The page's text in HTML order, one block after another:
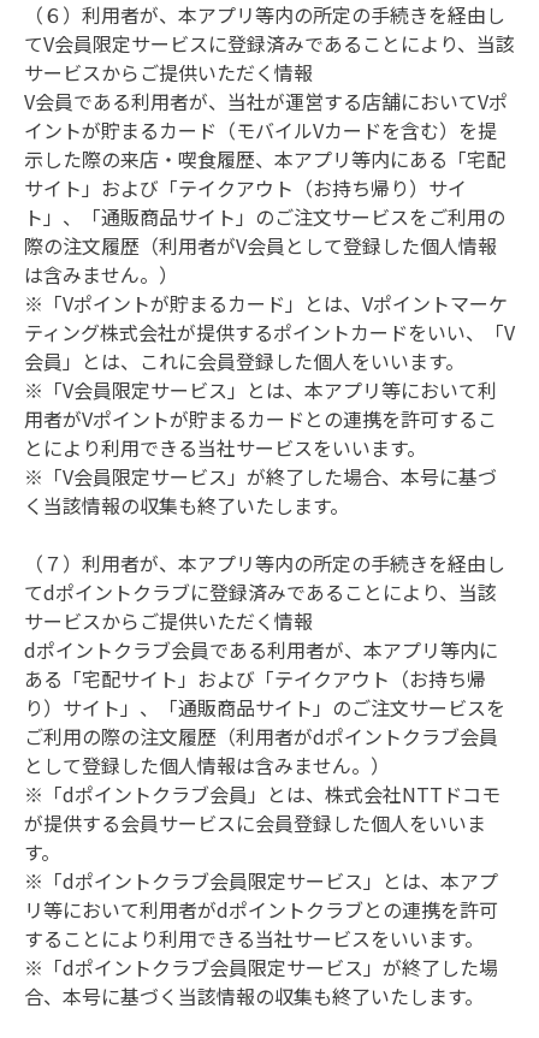
（６）利用者が、本アプリ等内の所定の手続きを経由し
てV会員限定サービスに登録済みであることにより、当該
サービスからご提供いただく情報
V会員である利用者が、当社が運営する店舗においてVポ
イントが貯まるカード（モバイルVカードを含む）を提
示した際の来店・喫食履歴、本アプリ等内にある「宅配
サイト」および「テイクアウト（お持ち帰り）サイ
ト」、「通販商品サイト」のご注文サービスをご利用の
際の注文履歴（利用者がV会員として登録した個人情報
は含みません。）
※「Vポイントが貯まるカード」とは、Vポイントマーケ
ティング株式会社が提供するポイントカードをいい、「V
会員」とは、これに会員登録した個人をいいます。
※「V会員限定サービス」とは、本アプリ等において利
用者がVポイントが貯まるカードとの連携を許可するこ
とにより利用できる当社サービスをいいます。
※「V会員限定サービス」が終了した場合、本号に基づ
く当該情報の収集も終了いたします。
（７）利用者が、本アプリ等内の所定の手続きを経由し
てdポイントクラブに登録済みであることにより、当該
サービスからご提供いただく情報
dポイントクラブ会員である利用者が、本アプリ等内に
ある「宅配サイト」および「テイクアウト（お持ち帰
り）サイト」、「通販商品サイト」のご注文サービスを
ご利用の際の注文履歴（利用者がdポイントクラブ会員
として登録した個人情報は含みません。）
※「dポイントクラブ会員」とは、株式会社NTTドコモ
が提供する会員サービスに会員登録した個人をいいま
す。
※「dポイントクラブ会員限定サービス」とは、本アプ
リ等において利用者がdポイントクラブとの連携を許可
することにより利用できる当社サービスをいいます。
※「dポイントクラブ会員限定サービス」が終了した場
合、本号に基づく当該情報の収集も終了いたします。